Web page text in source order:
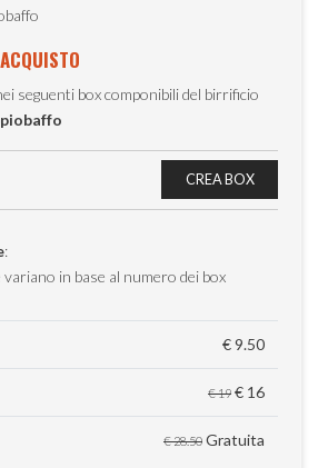
seguenti box componibili del birrificio
CREA BOX
:
variano in base al numero dei box
€ 9.50
€ 19 € 16
€ 28.50 Gratuita